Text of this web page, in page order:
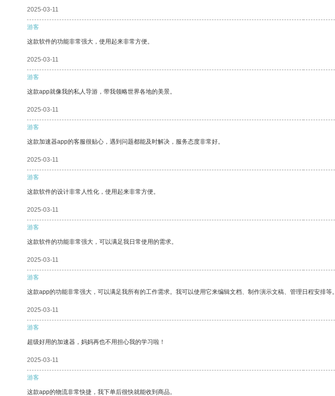
2025-03-11
游客
这款软件的功能非常强大，使用起来非常方便。
2025-03-11
游客
这款app就像我的私人导游，带我领略世界各地的美景。
2025-03-11
游客
这款加速器app的客服很贴心，遇到问题都能及时解决，服务态度非常好。
2025-03-11
游客
这款软件的设计非常人性化，使用起来非常方便。
2025-03-11
游客
这款软件的功能非常强大，可以满足我日常使用的需求。
2025-03-11
游客
这款app的功能非常强大，可以满足我所有的工作需求。我可以使用它来编辑文档、制作演示文稿、管理日程安排等。
2025-03-11
游客
超级好用的加速器，妈妈再也不用担心我的学习啦！
2025-03-11
游客
这款app的物流非常快捷，我下单后很快就能收到商品。